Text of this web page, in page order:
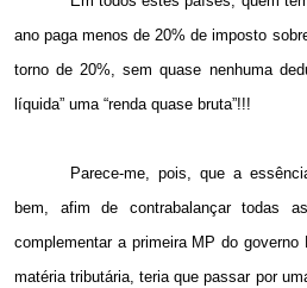
ano paga menos de 20% de imposto
torno de 20%, sem quase nenhuma
líquida” uma “renda quase bruta”!!!
Parece-me, pois, que a
bem, afim de contrabalançar todas
complementar a primeira MP do
matéria tributária, teria que passar por